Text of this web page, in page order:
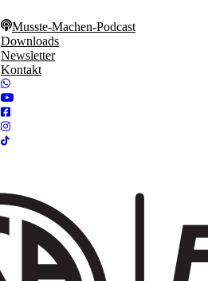
Musste-Machen-Podcast
Downloads
Newsletter
Kontakt